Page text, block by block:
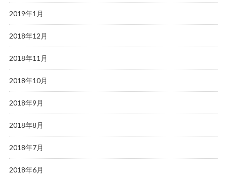
2019年1月
2018年12月
2018年11月
2018年10月
2018年9月
2018年8月
2018年7月
2018年6月